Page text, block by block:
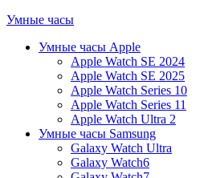
Умные часы
Умные часы Apple
Apple Watch SE 2024
Apple Watch SE 2025
Apple Watch Series 10
Apple Watch Series 11
Apple Watch Ultra 2
Умные часы Samsung
Galaxy Watch Ultra
Galaxy Watch6